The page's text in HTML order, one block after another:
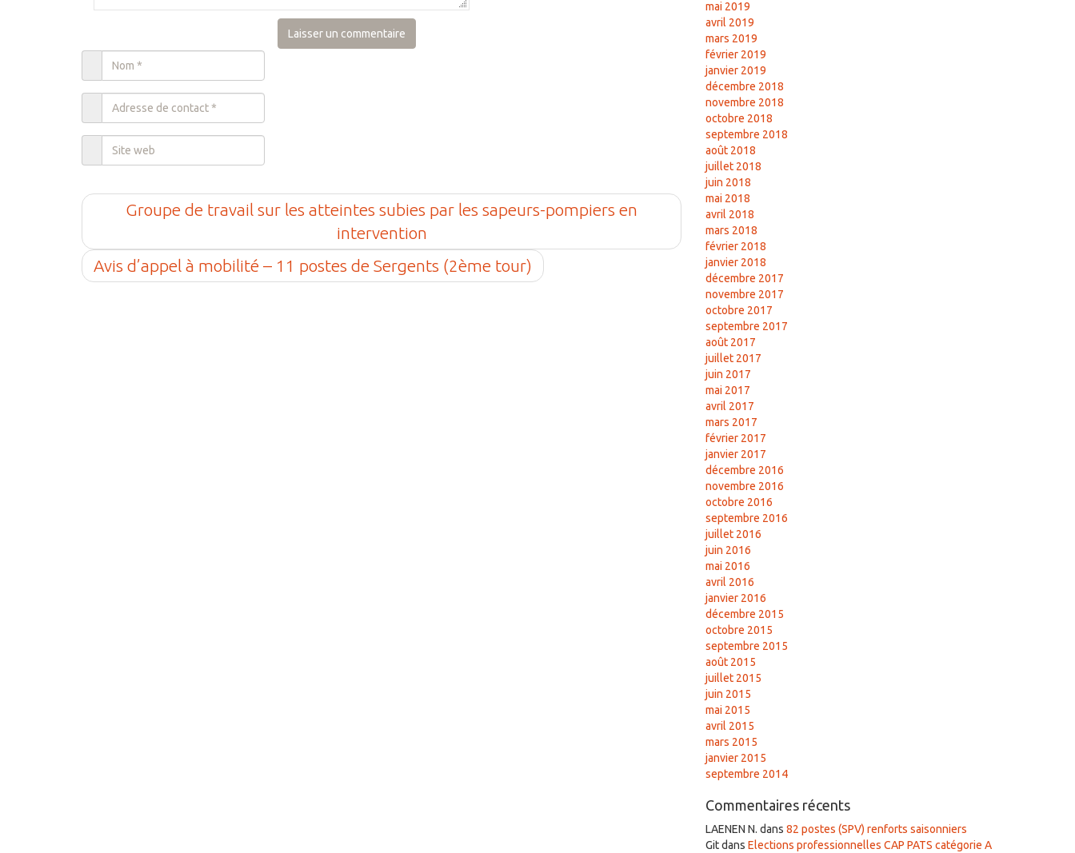
Groupe de travail sur les atteintes subies par les sapeurs-pompiers en
intervention
Avis d’appel à mobilité – 11 postes de Sergents (2ème tour)
mai 2019
avril 2019
mars 2019
février 2019
janvier 2019
décembre 2018
novembre 2018
octobre 2018
septembre 2018
août 2018
juillet 2018
juin 2018
mai 2018
avril 2018
mars 2018
février 2018
janvier 2018
décembre 2017
novembre 2017
octobre 2017
septembre 2017
août 2017
juillet 2017
juin 2017
mai 2017
avril 2017
mars 2017
février 2017
janvier 2017
décembre 2016
novembre 2016
octobre 2016
septembre 2016
juillet 2016
juin 2016
mai 2016
avril 2016
janvier 2016
décembre 2015
octobre 2015
septembre 2015
août 2015
juillet 2015
juin 2015
mai 2015
avril 2015
mars 2015
janvier 2015
septembre 2014
Commentaires récents
LAENEN N. dans 82 postes (SPV) renforts saisonniers
Gitdans Elections professionnelles CAP PATS catégorie A